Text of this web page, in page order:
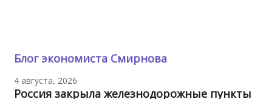
Блог экономиста Смирнова
4 августа, 2026
Россия закрыла железнодорожные пункты